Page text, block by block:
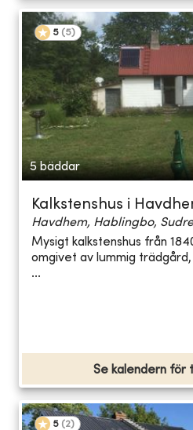
5 (5)
5 bäddar
Kalkstenshus i
Havdhem, Hablingbo,
Mysigt kalkstenshus från
omgivet av lummig
...
Se kalendern för
5 (2)